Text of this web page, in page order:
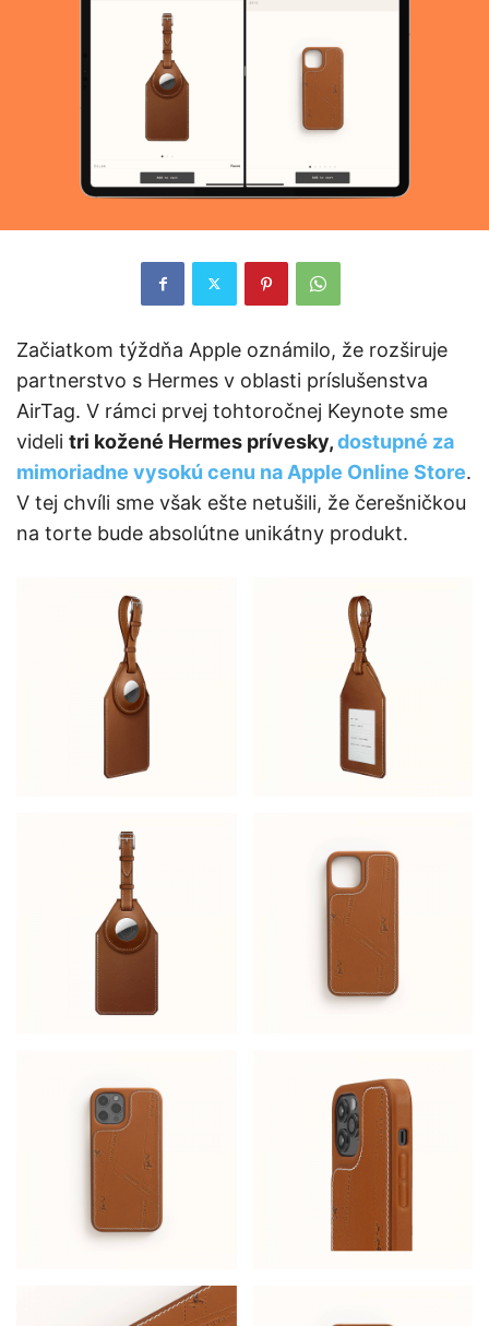
Začiatkom týždňa Apple oznámilo, že rozširuje
partnerstvo s Hermes v oblasti príslušenstva
AirTag. V rámci prvej tohtoročnej Keynote sme
videli tri kožené Hermes prívesky,dostupné za
mimoriadne vysokú cenu na Apple Online Store.
V tej chvíli sme však ešte netušili, že čerešničkou
na torte bude absolútne unikátny produkt.